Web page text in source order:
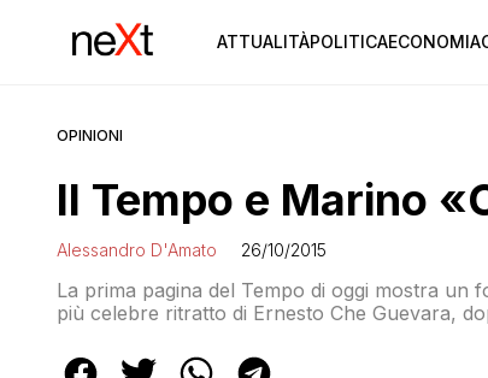
ATTUALITÀPOLITICAECONOMIA
OPINIONI
Il Tempo e Marino
Alessandro D'Amato 26/10/2015
La prima pagina del Tempo di oggi mostra un
più celebre ritratto di Ernesto Che Guevara,
sindaco di Roma